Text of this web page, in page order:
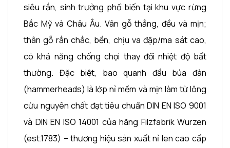
siêu rắn, sinh trưởng phổ biến tại khu vực rừng
Bắc Mỹ và Châu Âu. Vân gỗ thẳng, đều và mịn;
thân gỗ rắn chắc, bền, chịu va đập/ma sát cao,
có khả năng chống chọi thay đổi nhiệt độ bất
thường. Đặc biệt, bao quanh đầu búa đàn
(hammerheads) là lớp nỉ mềm và mịn làm từ lông
cừu nguyên chất đạt tiêu chuẩn DIN EN ISO 9001
và DIN EN ISO 14001 của hãng Filzfabrik Wurzen
(est.1783) – thương hiệu sản xuất nỉ len cao cấp